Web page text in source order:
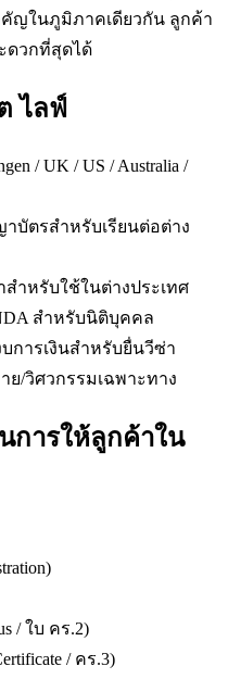
คัญในภูมิภาคเดียวกัน ลูกค้า
ดวกที่สุดได้
ไลฟ์
/ UK / US / Australia /
าบัตรสำหรับเรียนต่อต่าง
ำหรับใช้ในต่างประเทศ
สำหรับนิติบุคคล
การเงินสำหรับยื่นวีซ่า
/วิศวกรรมเฉพาะทาง
การให้ลูกค้าใน
/ ใบ คร.2)
/ คร.3)